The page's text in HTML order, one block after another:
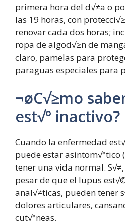
primera hora del d√≠a o
las 19 horas, con
renovar cada dos horas;
ropa de algod√≥n de
claro, pamelas para
paraguas especiales para
¬øC√≥mo
est√° inactivo?
Cuando la enfermedad
puede estar asintom√°tico
tener una vida normal.
pesar de que el lupus
anal√≠ticas, pueden tener
dolores articulares,
cut√°neas.